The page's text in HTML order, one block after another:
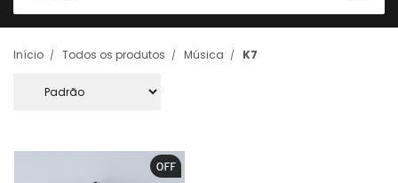
Início Todos os produtos Música K7